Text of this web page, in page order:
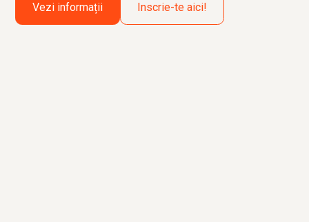
Vezi informații Inscrie-te aici!